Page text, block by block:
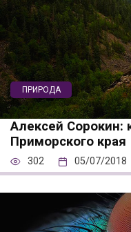
ПРИРОДА
Алексей Сорокин:
Приморского края
302 05/07/2018